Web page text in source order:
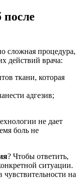
после
сложная процедура,
действий врача:
ткани, которая
адгезив;
не дает
боль не
? Чтобы ответить,
ситуации.
на